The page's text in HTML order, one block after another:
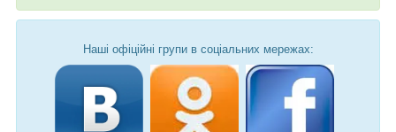
Наші офіційні групи в соціальних мережах: